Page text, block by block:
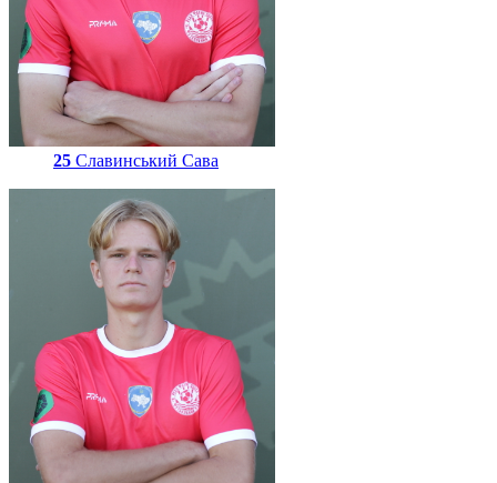
25 Славинський Сава